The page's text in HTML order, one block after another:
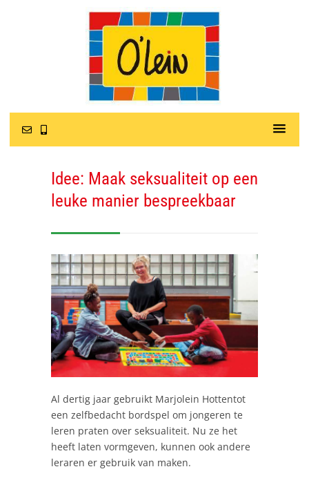
Idee: Maak seksualiteit op een
leuke manier bespreekbaar
Al dertig jaar gebruikt Marjolein Hottentot
een zelfbedacht bordspel om jongeren te
leren praten over seksualiteit. Nu ze het
heeft laten vormgeven, kunnen ook andere
leraren er gebruik van maken.